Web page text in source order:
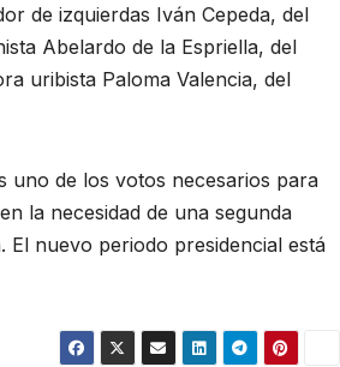
de izquierdas Iván Cepeda, del
Abelardo de la Espriella, del
uribista Paloma Valencia, del
uno de los votos necesarios para
la necesidad de una segunda
nuevo periodo presidencial está